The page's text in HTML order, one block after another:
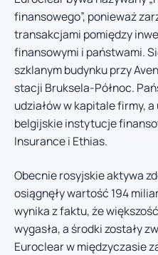
finansowego”, ponieważ
transakcjami pomiędzy
finansowymi i państwami.
szklanym budynku przy
stacji Bruksela-Północ.
udziałów w kapitale firmy,
belgijskie instytucje
Insurance i Ethias.
Obecnie rosyjskie aktywa
osiągnęły wartość 194
wynika z faktu, że
wygasła, a środki zostały
Euroclear w międzyczasie